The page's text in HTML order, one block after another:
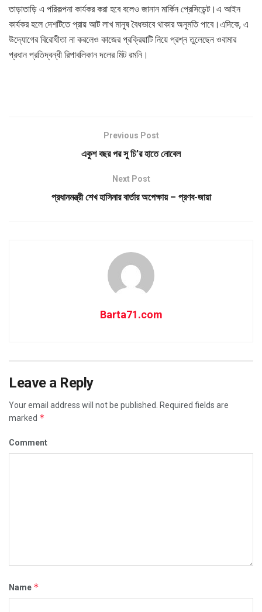
তাড়াতাড়ি এ পরিকল্পনা কার্যকর করা হবে বলেও জানান মার্কিন প্রেসিডেন্ট।এ আইন
কার্যকর হলে দেশটিতে প্রায় আট লাখ মানুষ বৈধভাবে থাকার অনুমতি পাবে।এদিকে, এ
উদ্যোগের বিরোধীতা না করলেও কাজের প্রক্রিয়াটি নিয়ে প্রশ্ন তুলেছেন ওবামার
প্রধান প্রতিদ্বন্ধী রিপাবলিকান দলের মিট রমনি।
Previous Post
একুশ বছর পর সু চি’র হাতে নোবেল
Next Post
প্রধানমন্ত্রী শেখ হাসিনার বার্তার অপেক্ষায় – প্রণব-জায়া
Barta71.com
Leave a Reply
Your email address will not be published.
Required fields are
marked *
Comment
Name *